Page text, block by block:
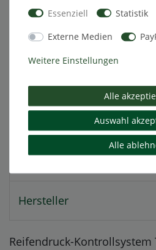
Beschreibung
Technische Daten
Weitere Details
Hersteller
Reifendruck-Kontrollsystem
Essenziell Statistik
Externe Medien
Weitere Einstellungen
Alle
Auswahl
Alle